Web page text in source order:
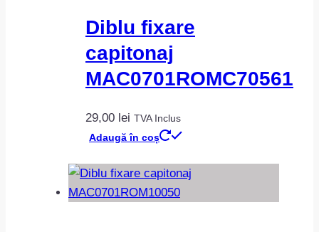
Diblu fixare
capitonaj
MAC0701ROMC70561
29,00 lei TVA Inclus
Adaugă în coș